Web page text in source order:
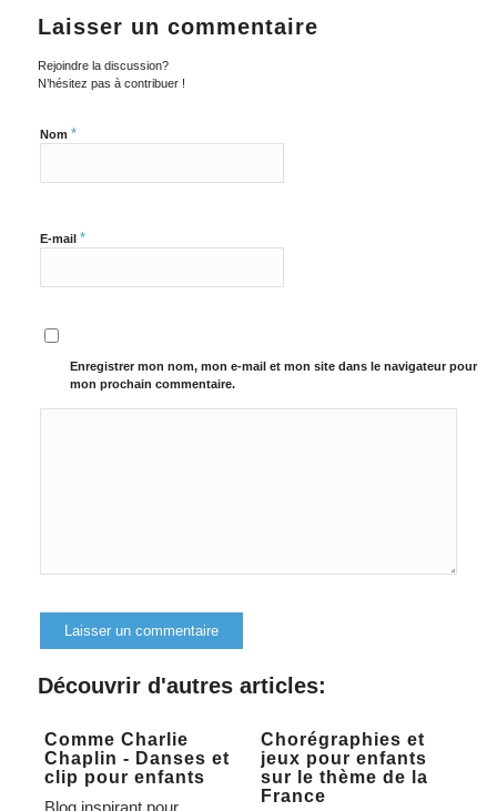
Laisser un commentaire
Rejoindre la discussion?
N’hésitez pas à contribuer !
Nom *
E-mail *
Enregistrer mon nom, mon e-mail et mon site dans le navigateur pour
mon prochain commentaire.
Alternative:
Découvrir d'autres articles:
Comme Charlie
Chaplin - Danses et
clip pour enfants
Chorégraphies et
jeux pour enfants
sur le thème de la
France